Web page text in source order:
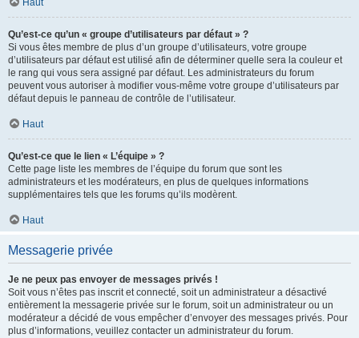
Haut
Qu’est-ce qu’un « groupe d’utilisateurs par défaut » ?
Si vous êtes membre de plus d’un groupe d’utilisateurs, votre groupe
d’utilisateurs par défaut est utilisé afin de déterminer quelle sera la couleur et
le rang qui vous sera assigné par défaut. Les administrateurs du forum
peuvent vous autoriser à modifier vous-même votre groupe d’utilisateurs par
défaut depuis le panneau de contrôle de l’utilisateur.
Haut
Qu’est-ce que le lien « L’équipe » ?
Cette page liste les membres de l’équipe du forum que sont les
administrateurs et les modérateurs, en plus de quelques informations
supplémentaires tels que les forums qu’ils modèrent.
Haut
Messagerie privée
Je ne peux pas envoyer de messages privés !
Soit vous n’êtes pas inscrit et connecté, soit un administrateur a désactivé
entièrement la messagerie privée sur le forum, soit un administrateur ou un
modérateur a décidé de vous empêcher d’envoyer des messages privés. Pour
plus d’informations, veuillez contacter un administrateur du forum.